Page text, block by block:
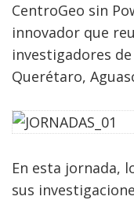
CentroGeo sin
innovador que
investigadores
Querétaro,
En esta jornada,
sus